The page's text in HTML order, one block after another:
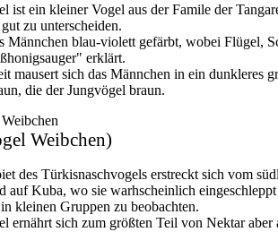
ist ein kleiner Vogel aus der Famile der
zu unterscheiden.
Männchen blau-violett gefärbt, wobei Flügel,
erklärt.
mausert sich das Männchen in ein
die der Jungvögel braun.
Weibchen)
des Türkisnaschvogels erstreckt sich vom
auf Kuba, wo sie warhscheinlich
kleinen Gruppen zu beobachten.
ernährt sich zum größten Teil von Nektar